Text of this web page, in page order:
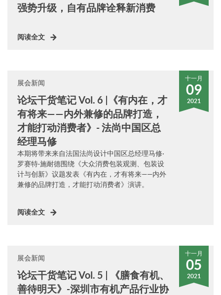
强势升级，自有品牌诠释新消费
阅读全文
十一月
09
2021
展会新闻
论坛干货笔记 Vol. 6 |《有内在，才
有将来——内外兼修的品牌打造，
才能打动消费者》- 法尚中国区总
经理马修
本期将带来来自法国法尚设计中国区总经理马修·
罗赛特·施耐德围绕《大众消费包装观测、包装设
计与创新》议题发表《有内在，才有将来——内外
兼修的品牌打造，才能打动消费者》演讲。
阅读全文
十一月
05
2021
展会新闻
论坛干货笔记 Vol. 5 | 《膳食有机、
善待明天》-深圳市有机产品行业协